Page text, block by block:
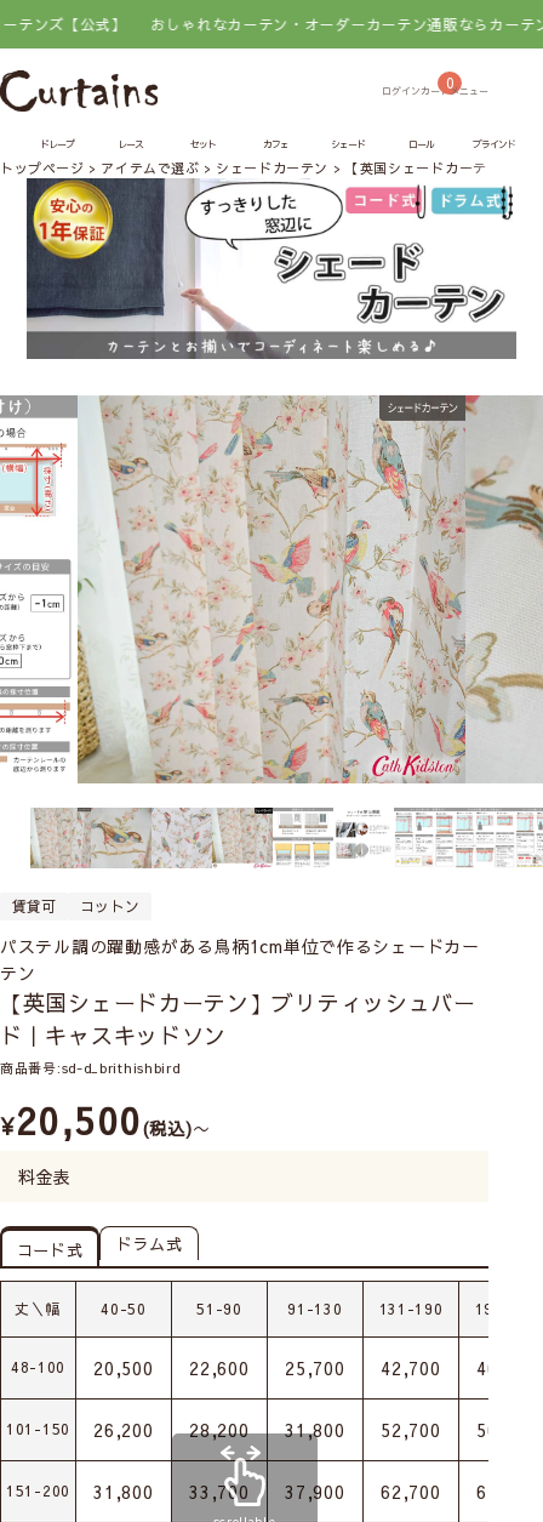
式】 おしゃれなカーテン・オーダーカーテン通販ならカーテンズ【公式
0
ドレープ レース セット カフェ シェード ロール ブラインド
トップページ アイテムで選ぶ シェードカーテン 【英国シェードカーテン】ブ
賃貸可 コットン
パステル調の躍動感がある鳥柄1cm単位で作るシェードカー
テン
【英国シェードカーテン】ブリティッシュバー
ド｜キャスキッドソン
商品番号 sd-d_brithishbird
¥20,500 税込 〜
料金表
コード式 ドラム式
丈＼幅 40-50 51-90 91-130 131-190 191-240
48-100 20,500 22,600 25,700 42,700 46,200
101-150 26,200 28,200 31,800 52,700 56,800
151-200 31,800 33,700 37,900 62,700 67,400